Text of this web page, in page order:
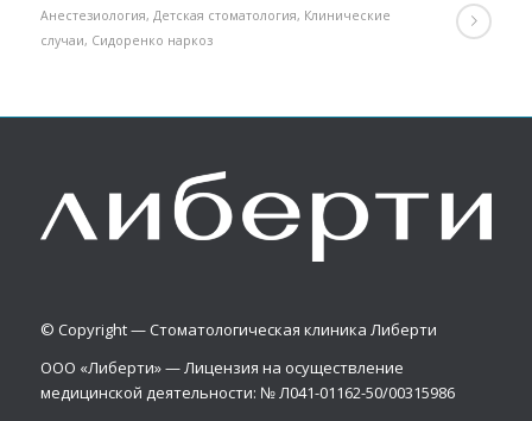
Анестезиология, Детская стоматология, Клинические
случаи, Сидоренко наркоз
© Copyright — Стоматологическая клиника Либерти
ООО «Либерти» — Лицензия на осуществление
медицинской деятельности: № Л041-01162-50/00315986